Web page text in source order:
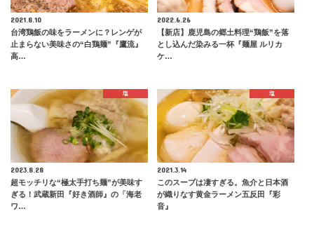
2021.8.10
台湾鶏飯の味をラーメンに？レンゲが
止まらない美味さの“白鶏麺”『鷹流』
高…
2022.6.26
【新店】鹿児島の郷土料理“鶏飯”を落
とし込んだ染みる一杯『麺屋 ルリカ
ケ…
塩
2023.8.28
超モッチリな“極太手打ち麺”が美味す
ぎる！武蔵新田『好き酒師』の「海老
ワ…
塩
2021.3.14
このスープは凄すぎる。魚介と日本酒
が織りなす黄金ラーメン五反田『彩
音』